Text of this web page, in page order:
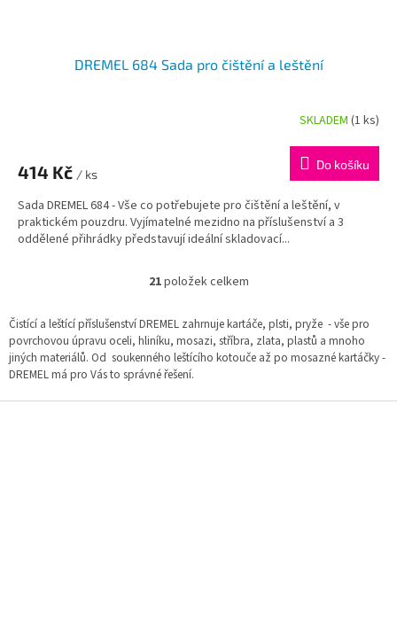
DREMEL 684 Sada pro čištění a leštění
SKLADEM (1 ks)
414 Kč / ks
Do košíku
Sada DREMEL 684 - Vše co potřebujete pro čištění a leštění, v
praktickém pouzdru. Vyjímatelné mezidno na příslušenství a 3
oddělené přihrádky představují ideální skladovací...
O
l
á
d
í
21položek celkem
Čistící a leštící příslušenství DREMEL zahrnuje kartáče, plsti, pryže - vše pro
povrchovou úpravu oceli, hliníku, mosazi, stříbra, zlata, plastů a mnoho
jiných materiálů. Od soukenného leštícího kotouče až po mosazné kartáčky -
DREMEL má pro Vás to správné řešení.